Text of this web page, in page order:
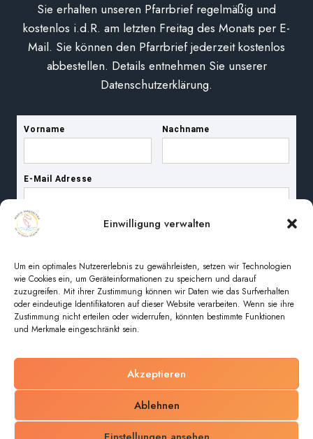
Einwilligung verwalten
Um ein optimales Nutzererlebnis zu gewährleisten, setzen wir Technologien
wie Cookies ein, um Geräteinformationen zu speichern und darauf
zuzugreifen. Mit ihrer Zustimmung können wir Daten wie das Surfverhalten
oder eindeutige Identifikatoren auf dieser Website verarbeiten. Wenn sie ihre
Zustimmung nicht erteilen oder widerrufen, könnten bestimmte Funktionen
und Merkmale eingeschränkt sein.
Akzeptieren
Ablehnen
Sie erhalten unseren Pfarrbrief regelmäßig und
kostenlos i.d.R. am letzten Freitag des Monats per E-
Mail. Sie können den Pfarrbrief jederzeit kostenlos
abbestellen. Details entnehmen Sie unserer
Datenschutzerklärung.
© 2026 Pfarreiengemeinschaft Maria Magdalena im
unteren Regental